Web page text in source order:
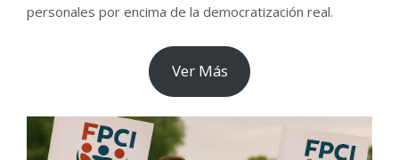
personales por encima de la democratización real.
Ver Más